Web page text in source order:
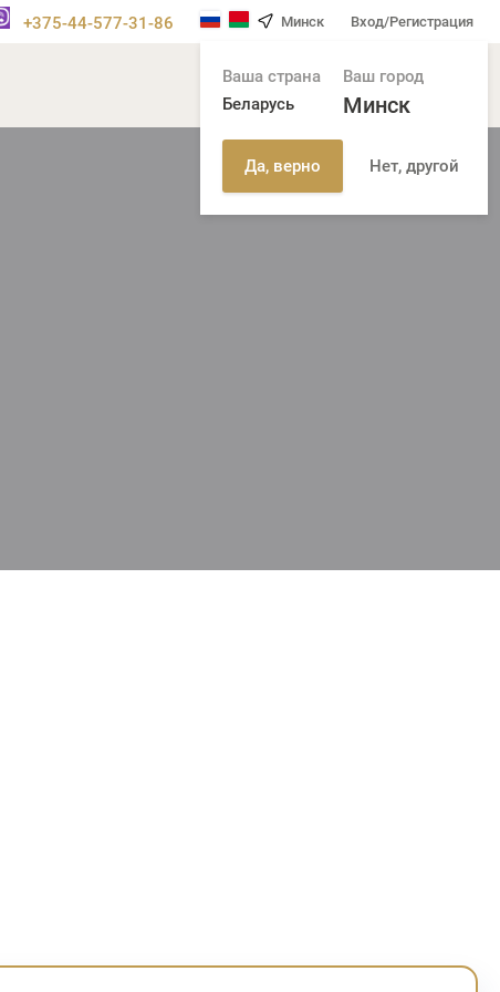
+375-44-577-31-86 Минск
Ваша страна
Беларусь
Ваш город
Минск
Да, верно Нет, другой
Вход/Регистрация